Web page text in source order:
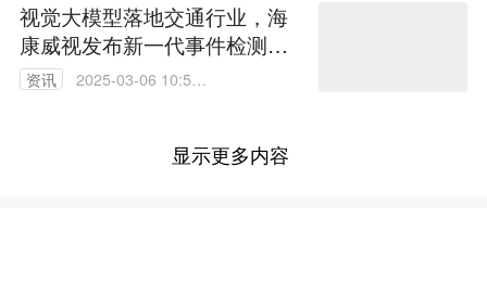
视觉大模型落地交通行业，海
康威视发布新一代事件检测系
列产品
资讯
2025-03-06 10:56:
显示更多内容